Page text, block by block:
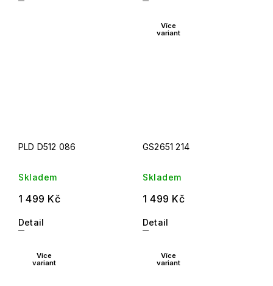
PLD D512 086
Skladem
1 499 Kč
Detail
Více
variant
GS2651 214
Skladem
1 499 Kč
Detail
Více
variant
Více
variant